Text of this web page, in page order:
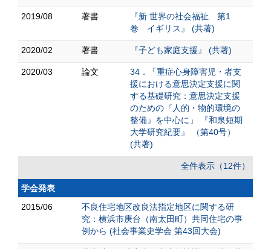
2019/08 著書
『新 世界の社会福祉 第1
巻 イギリス』 (共著)
2020/02 著書 『子ども家庭支援』 (共著)
2020/03 論文
34．「重症心身障害児・者支
援における意思決定支援に関
する基礎研究：意思決定支援
のための『人的・物的環境の
整備』を中心に」 『和泉短期
大学研究紀要』 （第40号）
(共著)
全件表示（12件）
学会発表
2015/06
不良住宅地区改良法指定地区に関する研
究：横浜市庚台（南太田町）共同住宅の事
例から (社会事業史学会 第43回大会)